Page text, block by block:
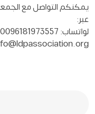
يمكنكم التواصل مع
عبر:
لواتساب: 0096181973557 البريد الإلكتروني: